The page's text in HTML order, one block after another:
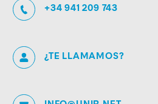
+34 941 209 743
¿TE LLAMAMOS?